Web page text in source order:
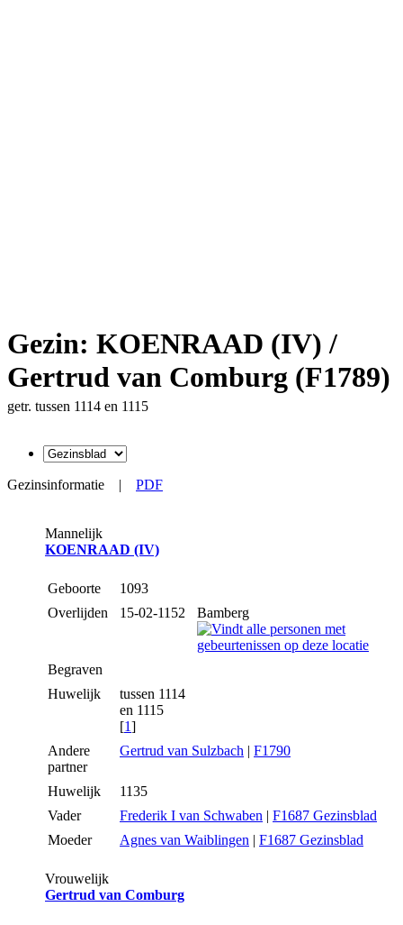
Gezin: KOENRAAD (IV) /
Gertrud van Comburg (F1789)
getr. tussen 1114 en 1115
Gezinsinformatie | PDF
Mannelijk
KOENRAAD (IV)
Geboorte
1093
Overlijden
15-02-1152 Bamberg
Begraven
Huwelijk
tussen 1114
en 1115
[1]
Andere
partner
Gertrud van Sulzbach | F1790
Huwelijk
1135
Vader
Frederik I van Schwaben | F1687 Gezinsblad
Moeder
Agnes van Waiblingen | F1687 Gezinsblad
Vrouwelijk
Gertrud van Comburg